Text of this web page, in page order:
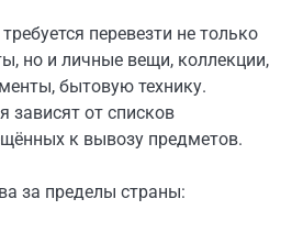
перевезти не только
но и личные вещи, коллекции,
бытовую технику.
зависят от списков
к вывозу предметов.
за пределы страны: